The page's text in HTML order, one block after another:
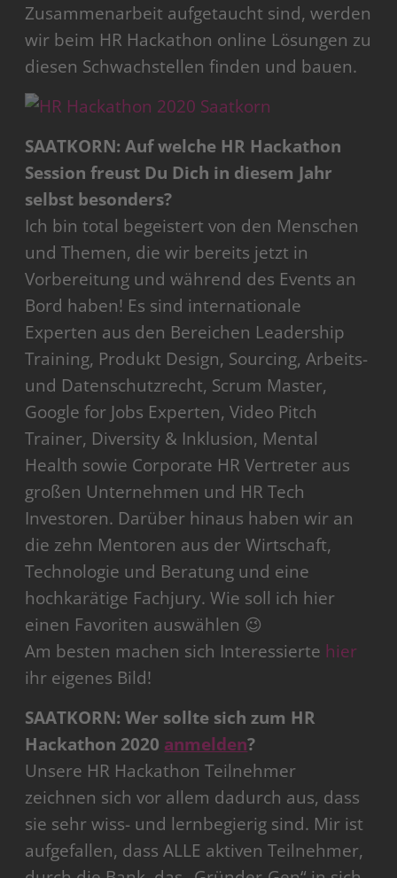
Zusammenarbeit aufgetaucht sind, werden
wir beim HR Hackathon online Lösungen zu
diesen Schwachstellen finden und bauen.
SAATKORN: Auf welche HR Hackathon
Session freust Du Dich in diesem Jahr
selbst besonders?
Ich bin total begeistert von den Menschen
und Themen, die wir bereits jetzt in
Vorbereitung und während des Events an
Bord haben! Es sind internationale
Experten aus den Bereichen Leadership
Training, Produkt Design, Sourcing, Arbeits-
und Datenschutzrecht, Scrum Master,
Google for Jobs Experten, Video Pitch
Trainer, Diversity & Inklusion, Mental
Health sowie Corporate HR Vertreter aus
großen Unternehmen und HR Tech
Investoren. Darüber hinaus haben wir an
die zehn Mentoren aus der Wirtschaft,
Technologie und Beratung und eine
hochkarätige Fachjury. Wie soll ich hier
einen Favoriten auswählen 😉
Am besten machen sich Interessierte hier
ihr eigenes Bild!
SAATKORN: Wer sollte sich zum HR
Hackathon 2020 anmelden?
Unsere HR Hackathon Teilnehmer
zeichnen sich vor allem dadurch aus, dass
sie sehr wiss- und lernbegierig sind. Mir ist
aufgefallen, dass ALLE aktiven Teilnehmer,